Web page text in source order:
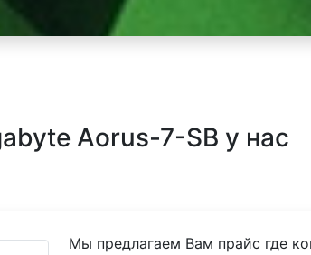
Aorus-7-SB у нас
Мы предлагаем Вам прайс где